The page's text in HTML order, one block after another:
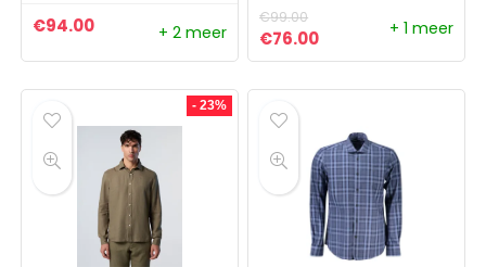
€94.00 + 2 meer
€99.00
Oorspronkelijke prijs
€76.00Huidige prijs is:
+ 1 meer
- 23%